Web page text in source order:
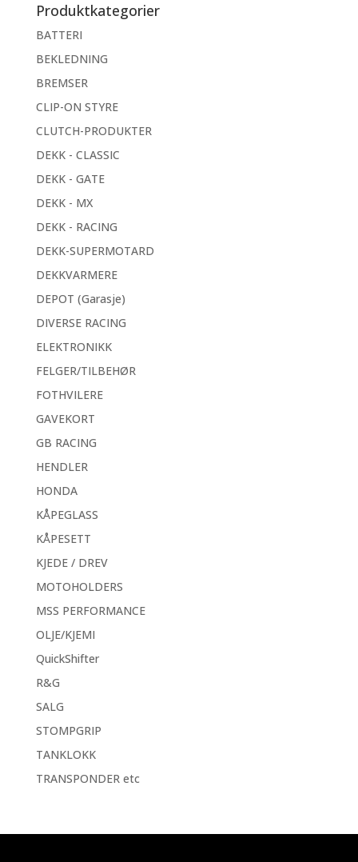
Produktkategorier
BATTERI
BEKLEDNING
BREMSER
CLIP-ON STYRE
CLUTCH-PRODUKTER
DEKK - CLASSIC
DEKK - GATE
DEKK - MX
DEKK - RACING
DEKK-SUPERMOTARD
DEKKVARMERE
DEPOT (Garasje)
DIVERSE RACING
ELEKTRONIKK
FELGER/TILBEHØR
FOTHVILERE
GAVEKORT
GB RACING
HENDLER
HONDA
KÅPEGLASS
KÅPESETT
KJEDE / DREV
MOTOHOLDERS
MSS PERFORMANCE
OLJE/KJEMI
QuickShifter
R&G
SALG
STOMPGRIP
TANKLOKK
TRANSPONDER etc